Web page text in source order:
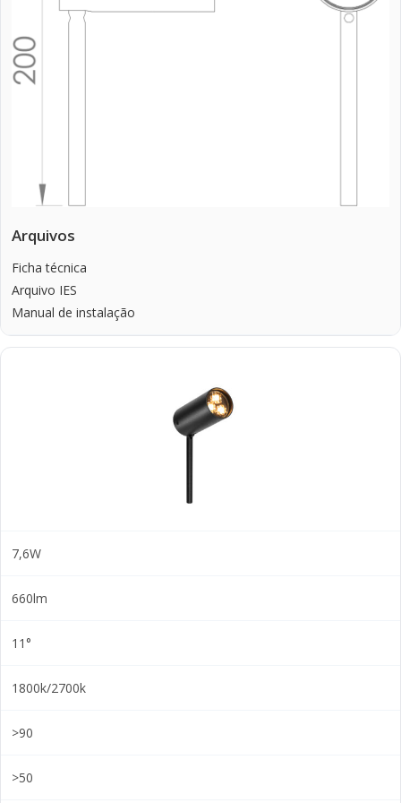
Arquivos
Ficha técnica
Arquivo IES
Manual de instalação
7,6W
660lm
11°
1800k/2700k
>90
>50